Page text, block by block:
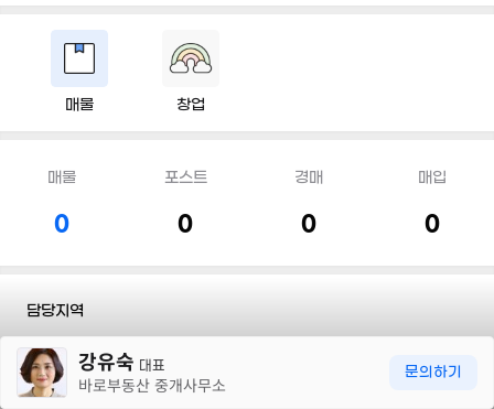
매물 창업
매물
0
포스트
0
경매
0
매입
0
담당지역
전화 강유숙 대표
바로부동산 중개사무소
문의하기